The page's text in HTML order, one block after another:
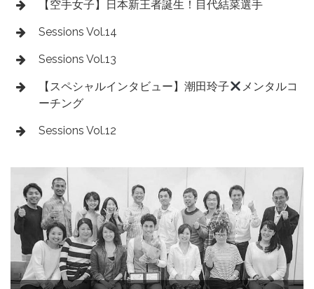
【空手女子】日本新王者誕生！目代結菜選手
Sessions Vol.14
Sessions Vol.13
【スペシャルインタビュー】潮田玲子
メンタルコ
ーチング
Sessions Vol.12